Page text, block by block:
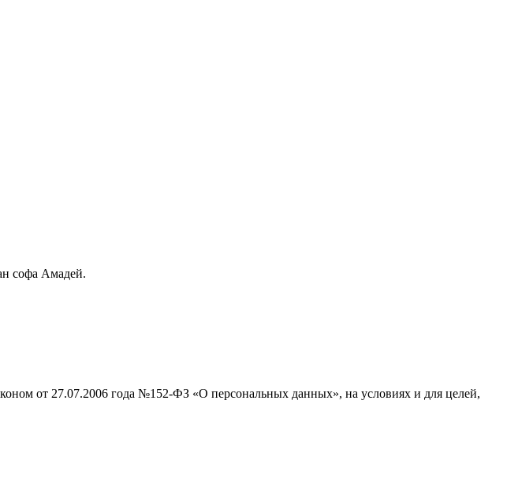
софа Амадей.
от 27.07.2006 года №152-ФЗ «О персональных данных», на условиях и для целей,